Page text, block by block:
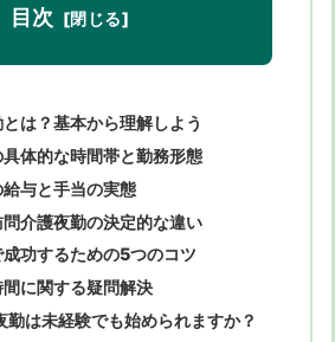
目次
は？基本から理解しよう
体的な時間帯と勤務形態
与と手当の実態
介護夜勤の決定的な違い
功するための5つのコツ
に関する疑問解決
勤は未経験でも始められますか？